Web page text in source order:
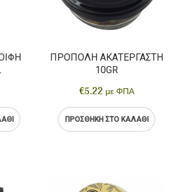
ΠΡΌΠΟΛΗ ΑΚΑΤΈΡΓΑΣΤΗ
10GR
€5.22 με ΦΠΑ
ΠΡΟΣΘΉΚΗ ΣΤΟ ΚΑΛΆΘΙ